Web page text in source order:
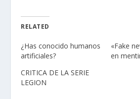
RELATED
¿Has conocido humanos
artificiales?
«Fake
en
CRITICA DE LA SERIE
LEGION